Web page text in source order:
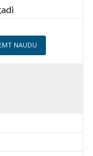
NAUDU